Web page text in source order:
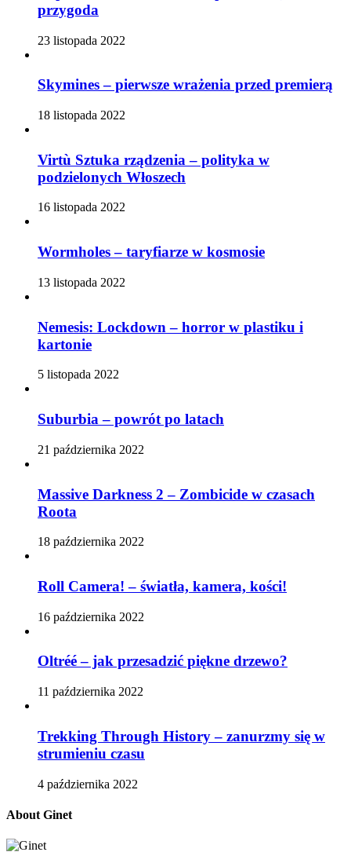
przygoda
23 listopada 2022
Skymines – pierwsze wrażenia przed premierą
18 listopada 2022
Virtù Sztuka rządzenia – polityka w
podzielonych Włoszech
16 listopada 2022
Wormholes – taryfiarze w kosmosie
13 listopada 2022
Nemesis: Lockdown – horror w plastiku i
kartonie
5 listopada 2022
Suburbia – powrót po latach
21 października 2022
Massive Darkness 2 – Zombicide w czasach
Roota
18 października 2022
Roll Camera! – światła, kamera, kości!
16 października 2022
Oltréé – jak przesadzić piękne drzewo?
11 października 2022
Trekking Through History – zanurzmy się w
strumieniu czasu
4 października 2022
About Ginet